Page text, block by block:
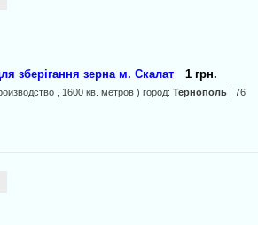
зберігання зерна м. Скалат 1 грн.
, 1600 кв. метров ) город:Тернополь | 76